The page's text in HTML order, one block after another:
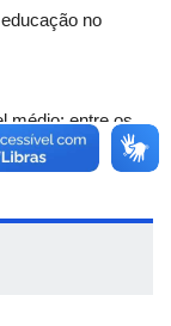
no
médio: entre os
(UNICAMP)